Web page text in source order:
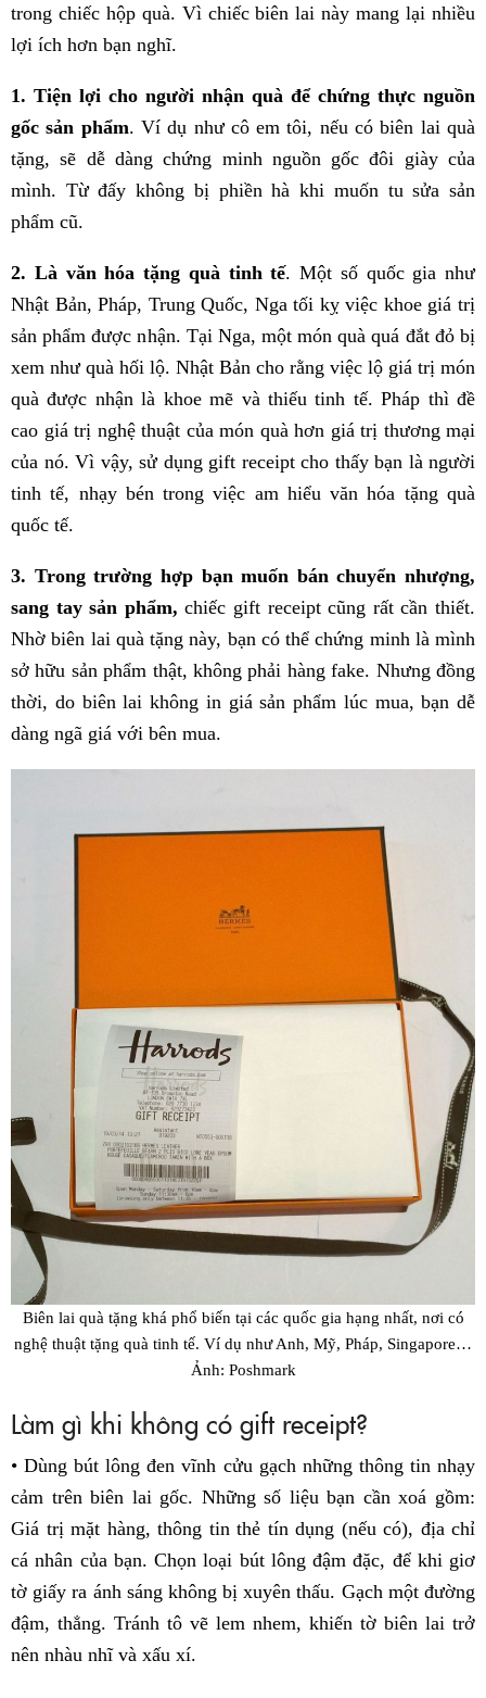
trong chiếc hộp quà. Vì chiếc biên lai này mang lại nhiều
lợi ích hơn bạn nghĩ.
1. Tiện lợi cho người nhận quà để chứng thực nguồn
gốc sản phẩm. Ví dụ như cô em tôi, nếu có biên lai quà
tặng, sẽ dễ dàng chứng minh nguồn gốc đôi giày của
mình. Từ đấy không bị phiền hà khi muốn tu sửa sản
phẩm cũ.
2. Là văn hóa tặng quà tinh tế. Một số quốc gia như
Nhật Bản, Pháp, Trung Quốc, Nga tối kỵ việc khoe giá trị
sản phẩm được nhận. Tại Nga, một món quà quá đắt đỏ bị
xem như quà hối lộ. Nhật Bản cho rằng việc lộ giá trị món
quà được nhận là khoe mẽ và thiếu tinh tế. Pháp thì đề
cao giá trị nghệ thuật của món quà hơn giá trị thương mại
của nó. Vì vậy, sử dụng gift receipt cho thấy bạn là người
tinh tế, nhạy bén trong việc am hiểu văn hóa tặng quà
quốc tế.
3. Trong trường hợp bạn muốn bán chuyển nhượng,
sang tay sản phẩm, chiếc gift receipt cũng rất cần thiết.
Nhờ biên lai quà tặng này, bạn có thể chứng minh là mình
sở hữu sản phẩm thật, không phải hàng fake. Nhưng đồng
thời, do biên lai không in giá sản phẩm lúc mua, bạn dễ
dàng ngã giá với bên mua.
Biên lai quà tặng khá phổ biến tại các quốc gia hạng nhất, nơi có
nghệ thuật tặng quà tinh tế. Ví dụ như Anh, Mỹ, Pháp, Singapore…
Ảnh: Poshmark
Làm gì khi không có gift receipt?
• Dùng bút lông đen vĩnh cửu gạch những thông tin nhạy
cảm trên biên lai gốc. Những số liệu bạn cần xoá gồm:
Giá trị mặt hàng, thông tin thẻ tín dụng (nếu có), địa chỉ
cá nhân của bạn. Chọn loại bút lông đậm đặc, để khi giơ
tờ giấy ra ánh sáng không bị xuyên thấu. Gạch một đường
đậm, thẳng. Tránh tô vẽ lem nhem, khiến tờ biên lai trở
nên nhàu nhĩ và xấu xí.